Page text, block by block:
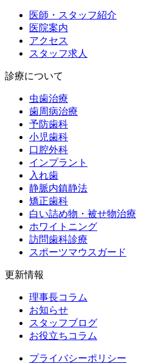
医師・スタッフ紹介
医院案内
アクセス
スタッフ求人
診療について
虫歯治療
歯周病治療
予防歯科
小児歯科
口腔外科
インプラント
入れ歯
静脈内鎮静法
矯正歯科
白い詰め物・被せ物治療
ホワイトニング
訪問歯科診療
スポーツマウスガード
更新情報
理事長コラム
お知らせ
スタッフブログ
お役立ちコラム
プライバシーポリシー